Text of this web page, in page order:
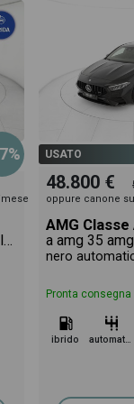
definizione.
CLA
180 amg line advanced plus auto
USATO
48.800 €
oppure canone
AMG Classe
nero
Pronta consegna
ibrido automatico